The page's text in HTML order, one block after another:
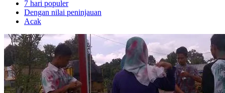
7 hari populer
Dengan nilai peninjauan
Acak